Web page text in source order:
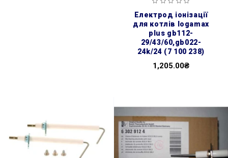
електрод іонізації
для котлів logamax
plus gb112-
29/43/60,gb022-
24k/24 (7 100 238)
1,205.00₴